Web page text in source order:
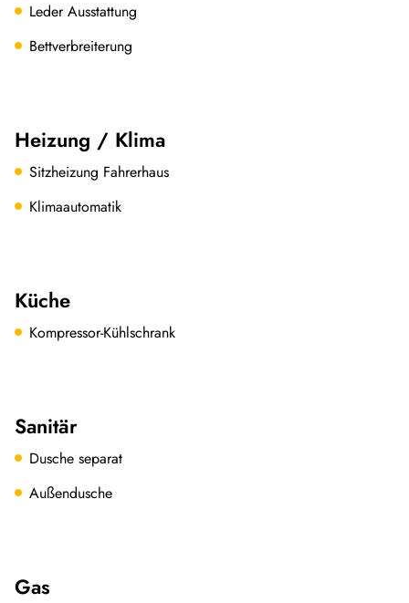
Leder Ausstattung
Bettverbreiterung
Heizung / Klima
Sitzheizung Fahrerhaus
Klimaautomatik
Küche
Kompressor-Kühlschrank
Sanitär
Dusche separat
Außendusche
Gas